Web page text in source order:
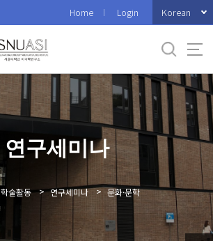
Home Login Korean
연구세미나
학술활동 > 연구세미나 > 문화·문학